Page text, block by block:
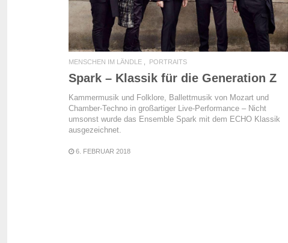
MENSCHEN IM LÄNDLE PORTRAITS
Spark – Klassik für die Generation Z
Kammermusik und Folklore, Ballettmusik von Mozart und
Chamber-Techno in großartiger Live-Performance – Nicht
umsonst wurde das Ensemble Spark mit dem ECHO Klassik
ausgezeichnet.
6. FEBRUAR 2018